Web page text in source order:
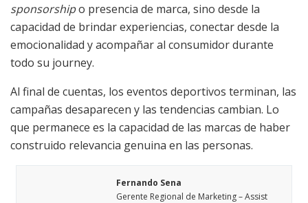
sponsorshipo presencia de marca, sino desde la
capacidad de brindar experiencias, conectar desde la
emocionalidad y acompañar al consumidor durante
todo su journey.
Al final de cuentas, los eventos deportivos terminan, las
campañas desaparecen y las tendencias cambian. Lo
que permanece es la capacidad de las marcas de haber
construido relevancia genuina en las personas.
Fernando Sena
Gerente Regional de Marketing – Assist